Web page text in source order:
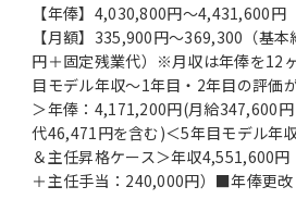
【年俸】4,030,800円～4,431,600円
【月額】335,900円～369,300（基
円＋固定残業代）※月収は年俸を12
目モデル年収～1年目・2年目の評価
＞年俸：4,171,200円(月給347,600
代46,471円を含む)＜5年目モデル年
＆主任昇格ケース＞年収4,551,600
＋主任手当：240,000円）■年俸更改